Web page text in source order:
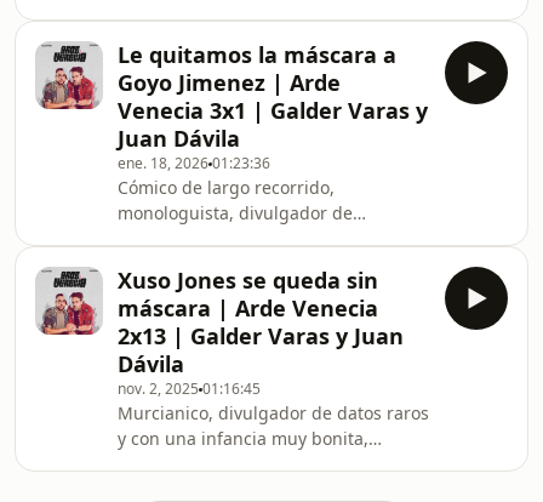
titulares.Nuestra invitada se sienta en
Arde Venecia y se quita la máscara
para para dejar ver a la persona que
hay detrás y para encontrarse con su
yo más personal, ese que no suele
enfrentarse a los focos.
Le quitamos la máscara a
Goyo Jimenez | Arde
Venecia 3x1 | Galder Varas y
Juan Dávila
ene. 18, 202601:23:36
Cómico de largo recorrido,
monologuista, divulgador de
meterse en charcos perfectamente
evitables. Entre chistes y discusiones
con señoras, nuestro primer invitado
de la temporada se quita la máscara
para descubrirnos qué hay detrás de
esa fachada.
Xuso Jones se queda sin
máscara | Arde Venecia
2x13 | Galder Varas y Juan
Dávila
nov. 2, 2025 01:16:45
Murcianico, divulgador de datos raros
y con una infancia muy bonita,